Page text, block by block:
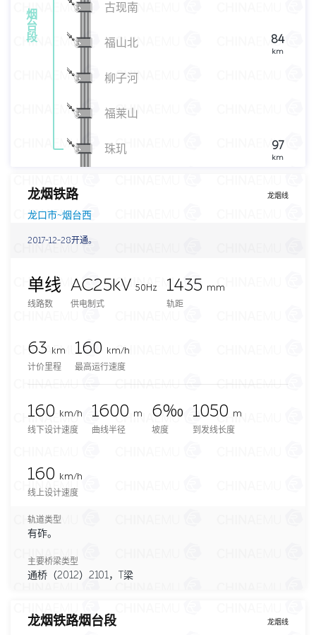
烟
台
段
古现南
84
km
福山北
柳子河
福莱山
97
km
珠玑
龙烟线
龙烟铁路
龙口市~烟台西
2017-12-28开通。
单线
线路数
AC25kV 50Hz
供电制式
1435 mm
轨距
63
km
计价里程
160
km/h
最高运行速度
160
km/h
线下设计速度
1600 m
曲线半径
6‰
坡度
1050 m
到发线长度
160
km/h
线上设计速度
轨道类型
有砟。
主要桥梁类型
通桥（2012）2101，T梁
龙烟线
龙烟铁路烟台段